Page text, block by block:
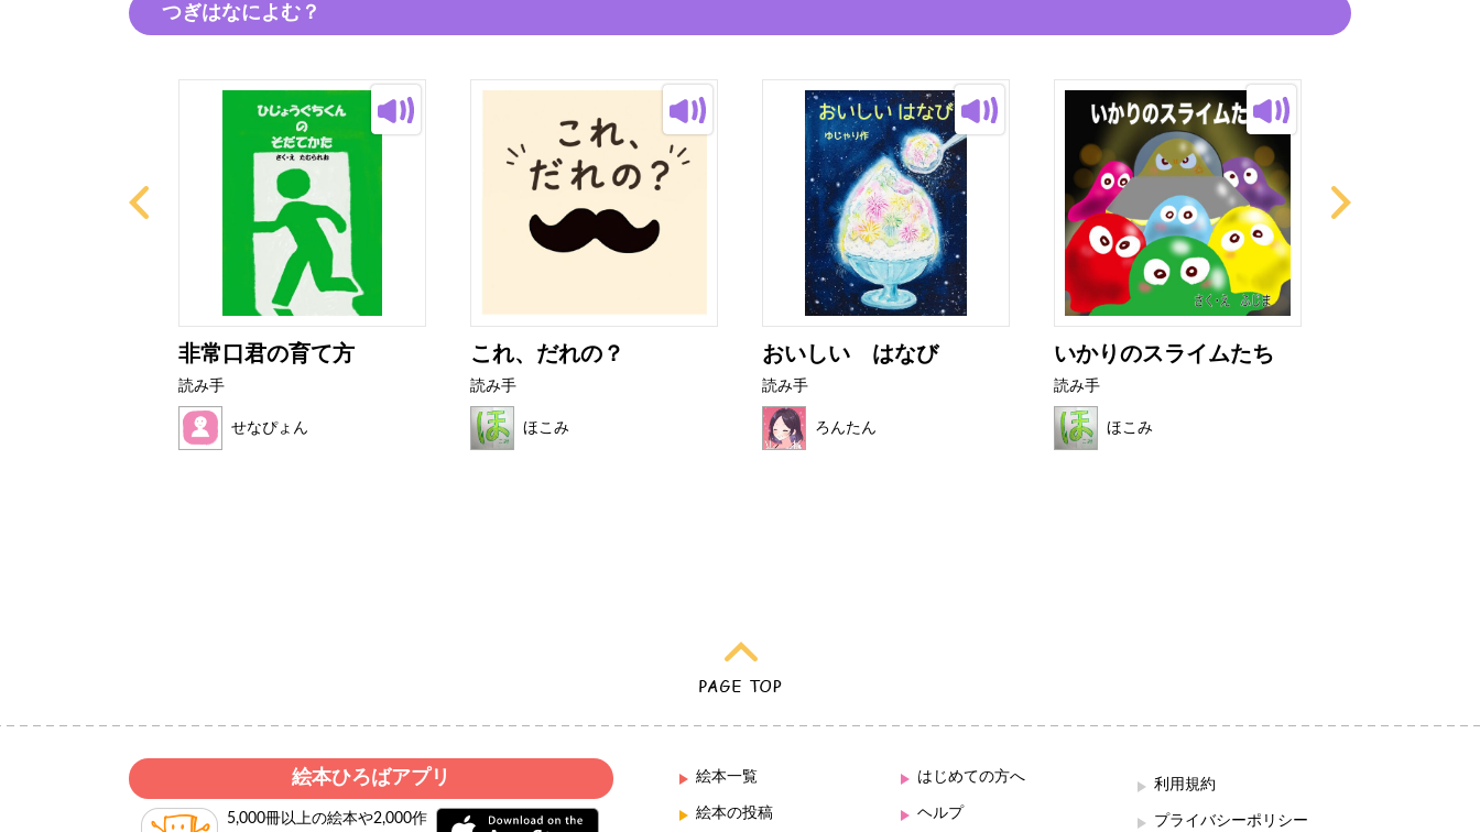
つぎはなによむ？
非常口君の育て方
読み手
せなぴょん
これ、だれの？
読み手
ほこみ
おいしい はなび
読み手
ろんたん
いかりのスライムたち
読み手
ほこみ
絵本ひろばアプリ
5,000冊以上の絵本や2,000作
絵本一覧
絵本の投稿
はじめての方へ
ヘルプ
利用規約
プライバシーポリシー